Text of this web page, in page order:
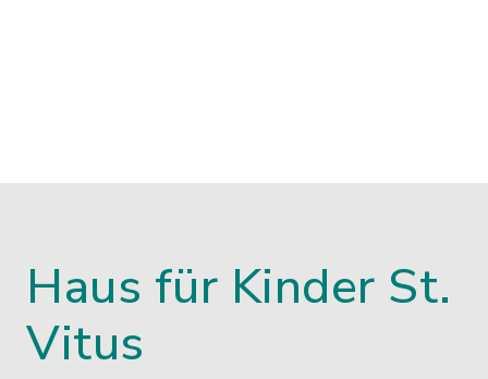
Haus für Kinder St.
Vitus